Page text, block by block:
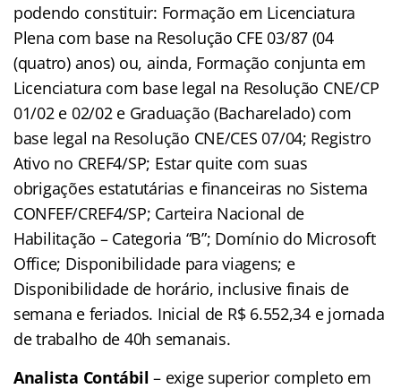
podendo constituir: Formação em Licenciatura
Plena com base na Resolução CFE 03/87 (04
(quatro) anos) ou, ainda, Formação conjunta em
Licenciatura com base legal na Resolução CNE/CP
01/02 e 02/02 e Graduação (Bacharelado) com
base legal na Resolução CNE/CES 07/04; Registro
Ativo no CREF4/SP; Estar quite com suas
obrigações estatutárias e financeiras no Sistema
CONFEF/CREF4/SP; Carteira Nacional de
Habilitação – Categoria “B”; Domínio do Microsoft
Office; Disponibilidade para viagens; e
Disponibilidade de horário, inclusive finais de
semana e feriados. Inicial de R$ 6.552,34 e jornada
de trabalho de 40h semanais.
Analista Contábil – exige superior completo em